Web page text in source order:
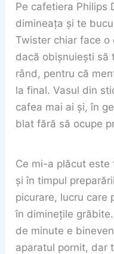
Pe cafetiera Philips
dimineața și te
Twister chiar face
dacă obișnuiești să
rând, pentru că
la final. Vasul din
cafea mai ai și, în
blat fără să ocupe
Ce mi-a plăcut este
și în timpul
picurare, lucru care
în diminețile
de minute e
aparatul pornit, dar